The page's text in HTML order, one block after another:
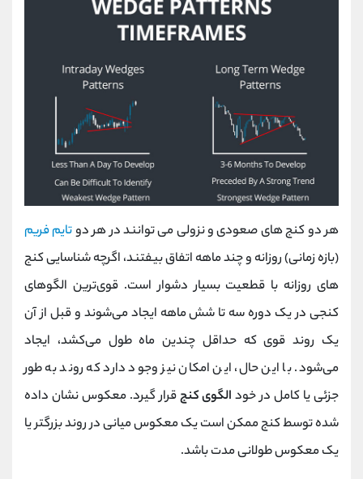
هر دو کنج های صعودی و نزولی می توانند در هر دوتایم فریم
(بازه زمانی) روزانه و چند ماهه اتفاق بیفتند، اگرچه شناسایی کنج
های روزانه با قطعیت بسیار دشوار است. قوی‌ترین الگوهای
کنجی در یک دوره سه تا شش ماهه ایجاد می‌شوند و قبل از آن
یک روند قوی که حداقل چندین ماه طول می‌کشد، ایجاد
می‌شود. با این حال، این امکان نیز وجود دارد که روند به طور
جزئی یا کامل در خود الگوی کنجقرار گیرد. معکوس نشان داده
شده توسط کنج ممکن است یک معکوس میانی در روند بزرگتر یا
یک معکوس طولانی مدت باشد.